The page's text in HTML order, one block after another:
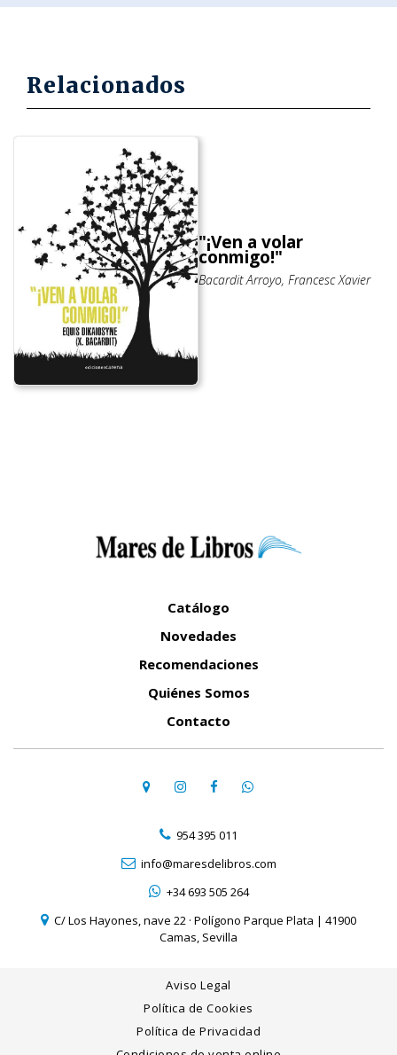
Relacionados
"¡Ven a volar
conmigo!"
Bacardit Arroyo, Francesc Xavier
Catálogo
Novedades
Recomendaciones
Quiénes Somos
Contacto
954 395 011
info@maresdelibros.com
+34 693 505 264
C/ Los Hayones, nave 22 · Polígono Parque Plata | 41900
Camas, Sevilla
Aviso Legal
Política de Cookies
Política de Privacidad